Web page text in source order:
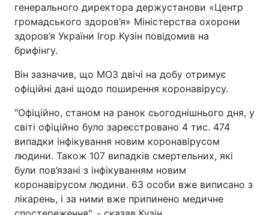
генерального директора держустанови «Центр
громадського здоров’я» Міністерства охорони
здоров’я України Ігор Кузін повідомив на
брифінгу.
Він зазначив, що МОЗ двічі на добу отримує
офіційні дані щодо поширення коронавірусу.
"Офіційно, станом на ранок сьогоднішнього дня, у
світі офіційно було зареєстровано 4 тис. 474
випадки інфікування новим коронавірусом
людини. Також 107 випадків смертельних, які
були пов’язані з інфікуванням новим
коронавірусом людини. 63 особи вже виписано з
лікарень, і за ними вже припинено медичне